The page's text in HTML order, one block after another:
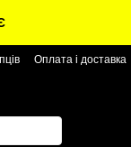
Оплата і доставка